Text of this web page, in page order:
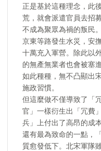
正是基於這種理念，此
荒，就會派遣官員去招
不成為聚眾為禍的叛民
京東等路發生水災，安
十萬充入軍營。除此以
的無產無業者也會被塞
如此種種，無不凸顯出
施政習慣。
但這麼做不僅導致了「
官」一樣衍生出「冗費
兵」上付出了高昂的成
還有最為致命的一點，
質愈發低下。北宋軍隊